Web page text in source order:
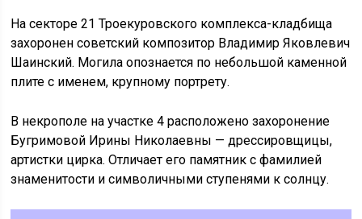
На секторе 21 Троекуровского комплекса-кладбища
захоронен советский композитор Владимир Яковлевич
Шаинский. Могила опознается по небольшой каменной
плите с именем, крупному портрету.
В некрополе на участке 4 расположено захоронение
Бугримовой Ирины Николаевны — дрессировщицы,
артистки цирка. Отличает его памятник с фамилией
знаменитости и символичными ступенями к солнцу.